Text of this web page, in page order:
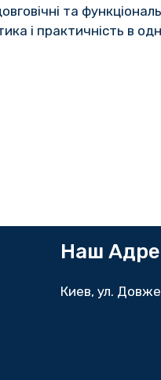
та
і практичність в
Наш
Киев, ул.